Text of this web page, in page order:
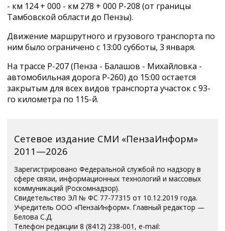
- км 124 + 000 - км 278 + 000 Р-208 (от границы
Тамбовской области до Пензы).
Движение маршрутного и грузового транспорта по
ним было ограничено с 13:00 субботы, 3 января.
На трассе Р-207 (Пенза - Балашов - Михайловка -
автомобильная дорога Р-260) до 15:00 остается
закрытым для всех видов транспорта участок с 93-
го километра по 115-й.
Сетевое издание СМИ «ПензаИнформ»
2011—2026
Зарегистрировано Федеральной службой по надзору в
сфере связи, информационных технологий и массовых
коммуникаций (Роскомнадзор).
Свидетельство ЭЛ № ФС 77-77315 от 10.12.2019 года.
Учредитель ООО «ПензаИнформ». Главный редактор —
Белова С.Д.
Телефон редакции 8 (8412) 238-001, e-mail: